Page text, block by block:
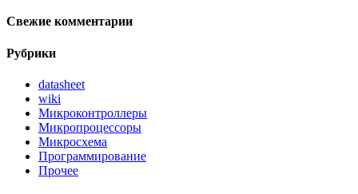
Свежие комментарии
Рубрики
datasheet
wiki
Микроконтроллеры
Микропроцессоры
Микросхема
Программирование
Прочее